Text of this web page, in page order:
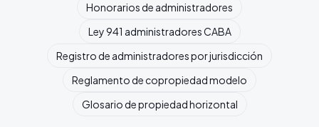
Honorarios de administradores
Ley 941 administradores CABA
Registro de administradores por jurisdicción
Reglamento de copropiedad modelo
Glosario de propiedad horizontal